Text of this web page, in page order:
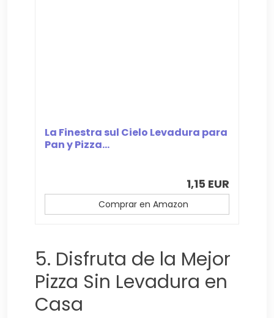
La Finestra sul Cielo Levadura para
Pan y Pizza...
1,15 EUR
Comprar en Amazon
5. Disfruta de la Mejor
Pizza Sin Levadura en
Casa